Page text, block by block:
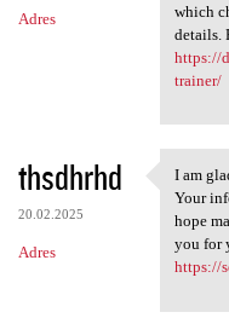
Adres
which
details.
https://
trainer/
thsdhrhd
20.02.2025
Adres
I am
I am
Your
hope
you for
https://